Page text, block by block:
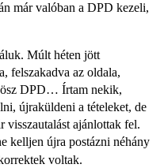
már valóban a DPD kezeli,
Múlt héten jött
felszakadva az oldala,
DPD… Írtam nekik,
újraküldeni a tételeket, de
visszautalást ajánlottak fel.
kelljen újra postázni néhány
voltak.